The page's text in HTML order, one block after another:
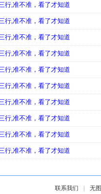
行,准不准，看了才知道
行,准不准，看了才知道
行,准不准，看了才知道
行,准不准，看了才知道
行,准不准，看了才知道
行,准不准，看了才知道
行,准不准，看了才知道
行,准不准，看了才知道
行,准不准，看了才知道
行,准不准，看了才知道
联系我们 | 无